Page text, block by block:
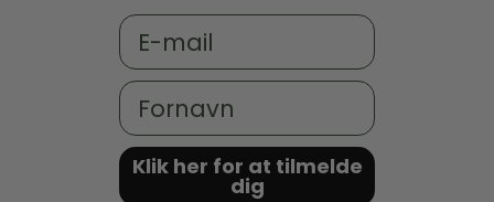
Email
Fornavn
Klik her for at tilmelde
dig